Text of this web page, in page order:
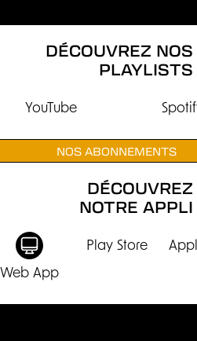
DÉCOUVREZ NOS
PLAYLISTS
YouTube
NOS ABONNEMENTS
DÉCOUVREZ
NOTRE APPLI
Web App
Play Store